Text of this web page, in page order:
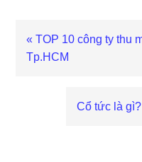
Previous
Post:
« TOP 10 công ty thu
Tp.HCM
Next
Cổ tức là